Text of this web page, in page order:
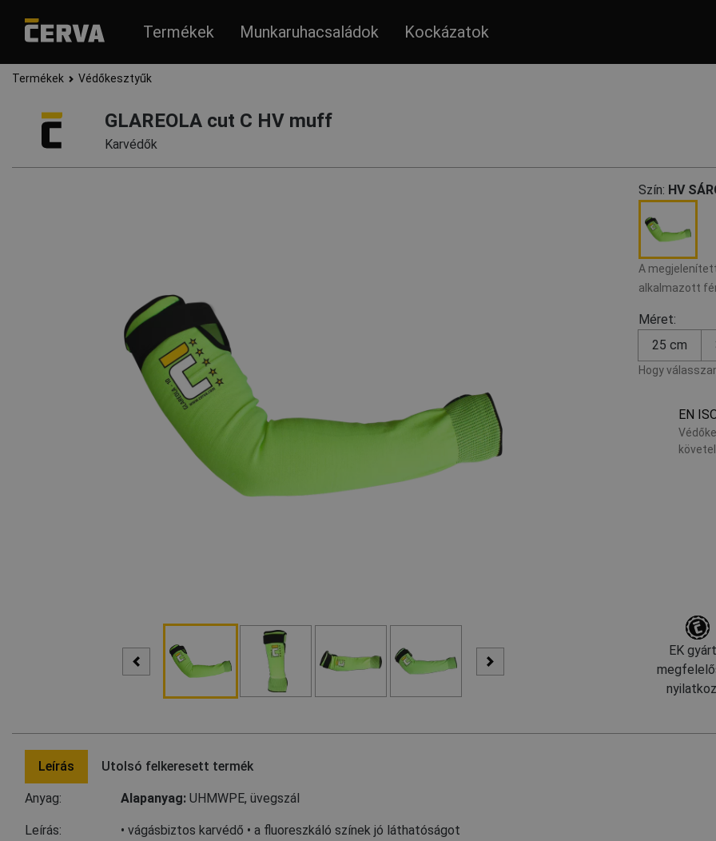
Termékek Munkaruhacsaládok Kockázatok
Termékek Védőkesztyűk
GLAREOLA cut C HV muff
Karvédők
Szín: HV
A
alkalmazott
Méret:
25 cm
Hogy
EN
EK
Leírás Utolsó felkeresett termék
Anyag: Alapanyag: UHMWPE, üvegszál
Leírás:
• vágásbiztos karvédő • a fluoreszkáló színek jó láthatóságot